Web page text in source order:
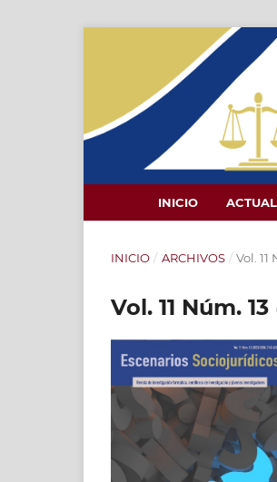
INICIO ACTUAL
INICIO / ARCHIVOS / Vol. 11
Vol. 11 Núm.